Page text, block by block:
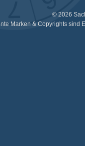
© 2026
Marken & Copyrights sind